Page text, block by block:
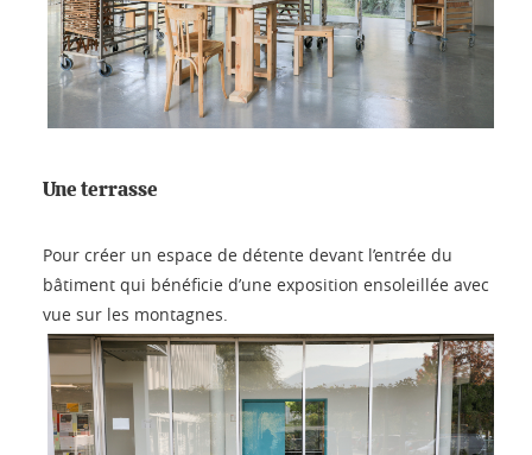
Une terrasse
Pour créer un espace de détente devant l’entrée du
bâtiment qui bénéficie d’une exposition ensoleillée avec
vue sur les montagnes.